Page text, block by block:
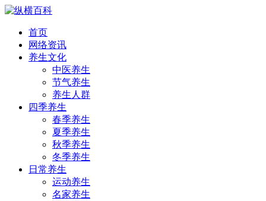
首页
网络资讯
养生文化
中医养生
节气养生
养生人群
四季养生
春季养生
夏季养生
秋季养生
冬季养生
日常养生
运动养生
名家养生